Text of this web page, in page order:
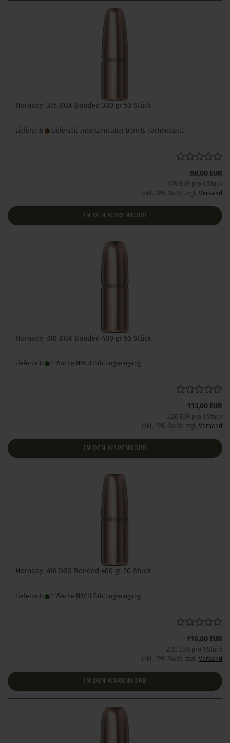
Hornady .375 DGX Bonded 300 gr 50 Stück
Lieferzeit: Lieferzeit unbekannt aber bereits nachbestellt
88,00 EUR
1,76 EUR pro 1 Stück
inkl. 19% MwSt. zzgl. Versand
IN DEN WARENKORB
Hornady .410 DGX Bonded 400 gr 50 Stück
Lieferzeit: 1 Woche NACH Zahlungseingang
113,00 EUR
2,26 EUR pro 1 Stück
inkl. 19% MwSt. zzgl. Versand
IN DEN WARENKORB
Hornady .416 DGX Bonded 400 gr 50 Stück
Lieferzeit: 1 Woche NACH Zahlungseingang
110,00 EUR
2,20 EUR pro 1 Stück
inkl. 19% MwSt. zzgl. Versand
IN DEN WARENKORB